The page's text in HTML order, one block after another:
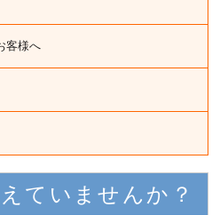
客様へ
ていませんか？